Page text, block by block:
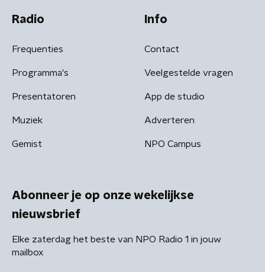
Radio
Frequenties
Programma's
Presentatoren
Muziek
Gemist
Info
Contact
Veelgestelde vragen
App de studio
Adverteren
NPO Campus
Abonneer je op onze wekelijkse
nieuwsbrief
Elke zaterdag het beste van NPO Radio 1 in jouw
mailbox